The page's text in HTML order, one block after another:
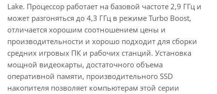
Lake. Процессор работает на базовой частоте 2,9 ГГц и
может разгоняться до 4,3 ГГц в режиме Turbo Boost,
отличается хорошим соотношением цены и
производительности и хорошо подходит для сборки
средних игровых ПК и рабочих станций. Установка
мощной видеокарты, достаточного объема
оперативной памяти, производительного SSD
накопителя позволяет компьютерам этой серии